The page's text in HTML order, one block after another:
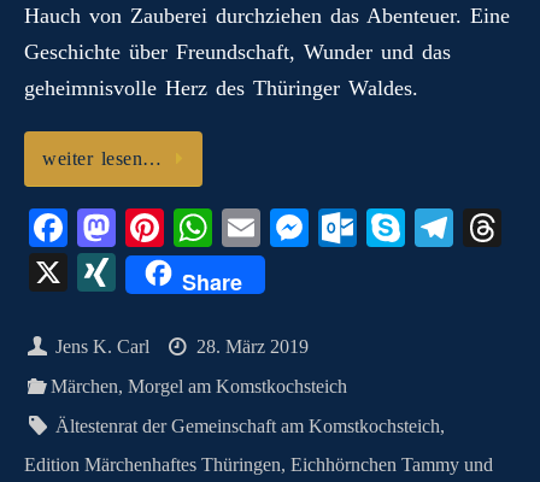
Hauch von Zauberei durchziehen das Abenteuer. Eine
Geschichte über Freundschaft, Wunder und das
geheimnisvolle Herz des Thüringer Waldes.
weiter lesen…
Fa
ce
bo
ok
M
as
to
do
n
Pi
nt
er
es
t
W
ha
ts
A
pp
E
m
ail
M
er
O
o
m
S
Te
X
X
N
G
Share
Jens K. Carl
28. März 2019
Märchen,Morgel am Komstkochsteich
Ältestenrat der Gemeinschaft am Komstkochsteich,
Edition Märchenhaftes Thüringen, Eichhörnchen Tammy und